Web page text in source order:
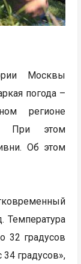
Москвы
погода –
регионе
При этом
Об этом
Температура
32 градусов
градусов»,